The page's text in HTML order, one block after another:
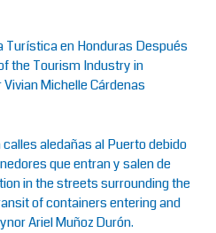
Turística en Honduras Después
the Tourism Industry in
Michelle Cárdenas
aledañas al Puerto debido
que entran y salen de
in the streets surrounding the
of containers entering and
Ariel Muñoz Durón.